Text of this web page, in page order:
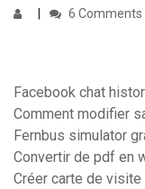
6 Comments
Facebook chat
Comment modifier
Fernbus simulator
Convertir de pdf en
Créer carte de